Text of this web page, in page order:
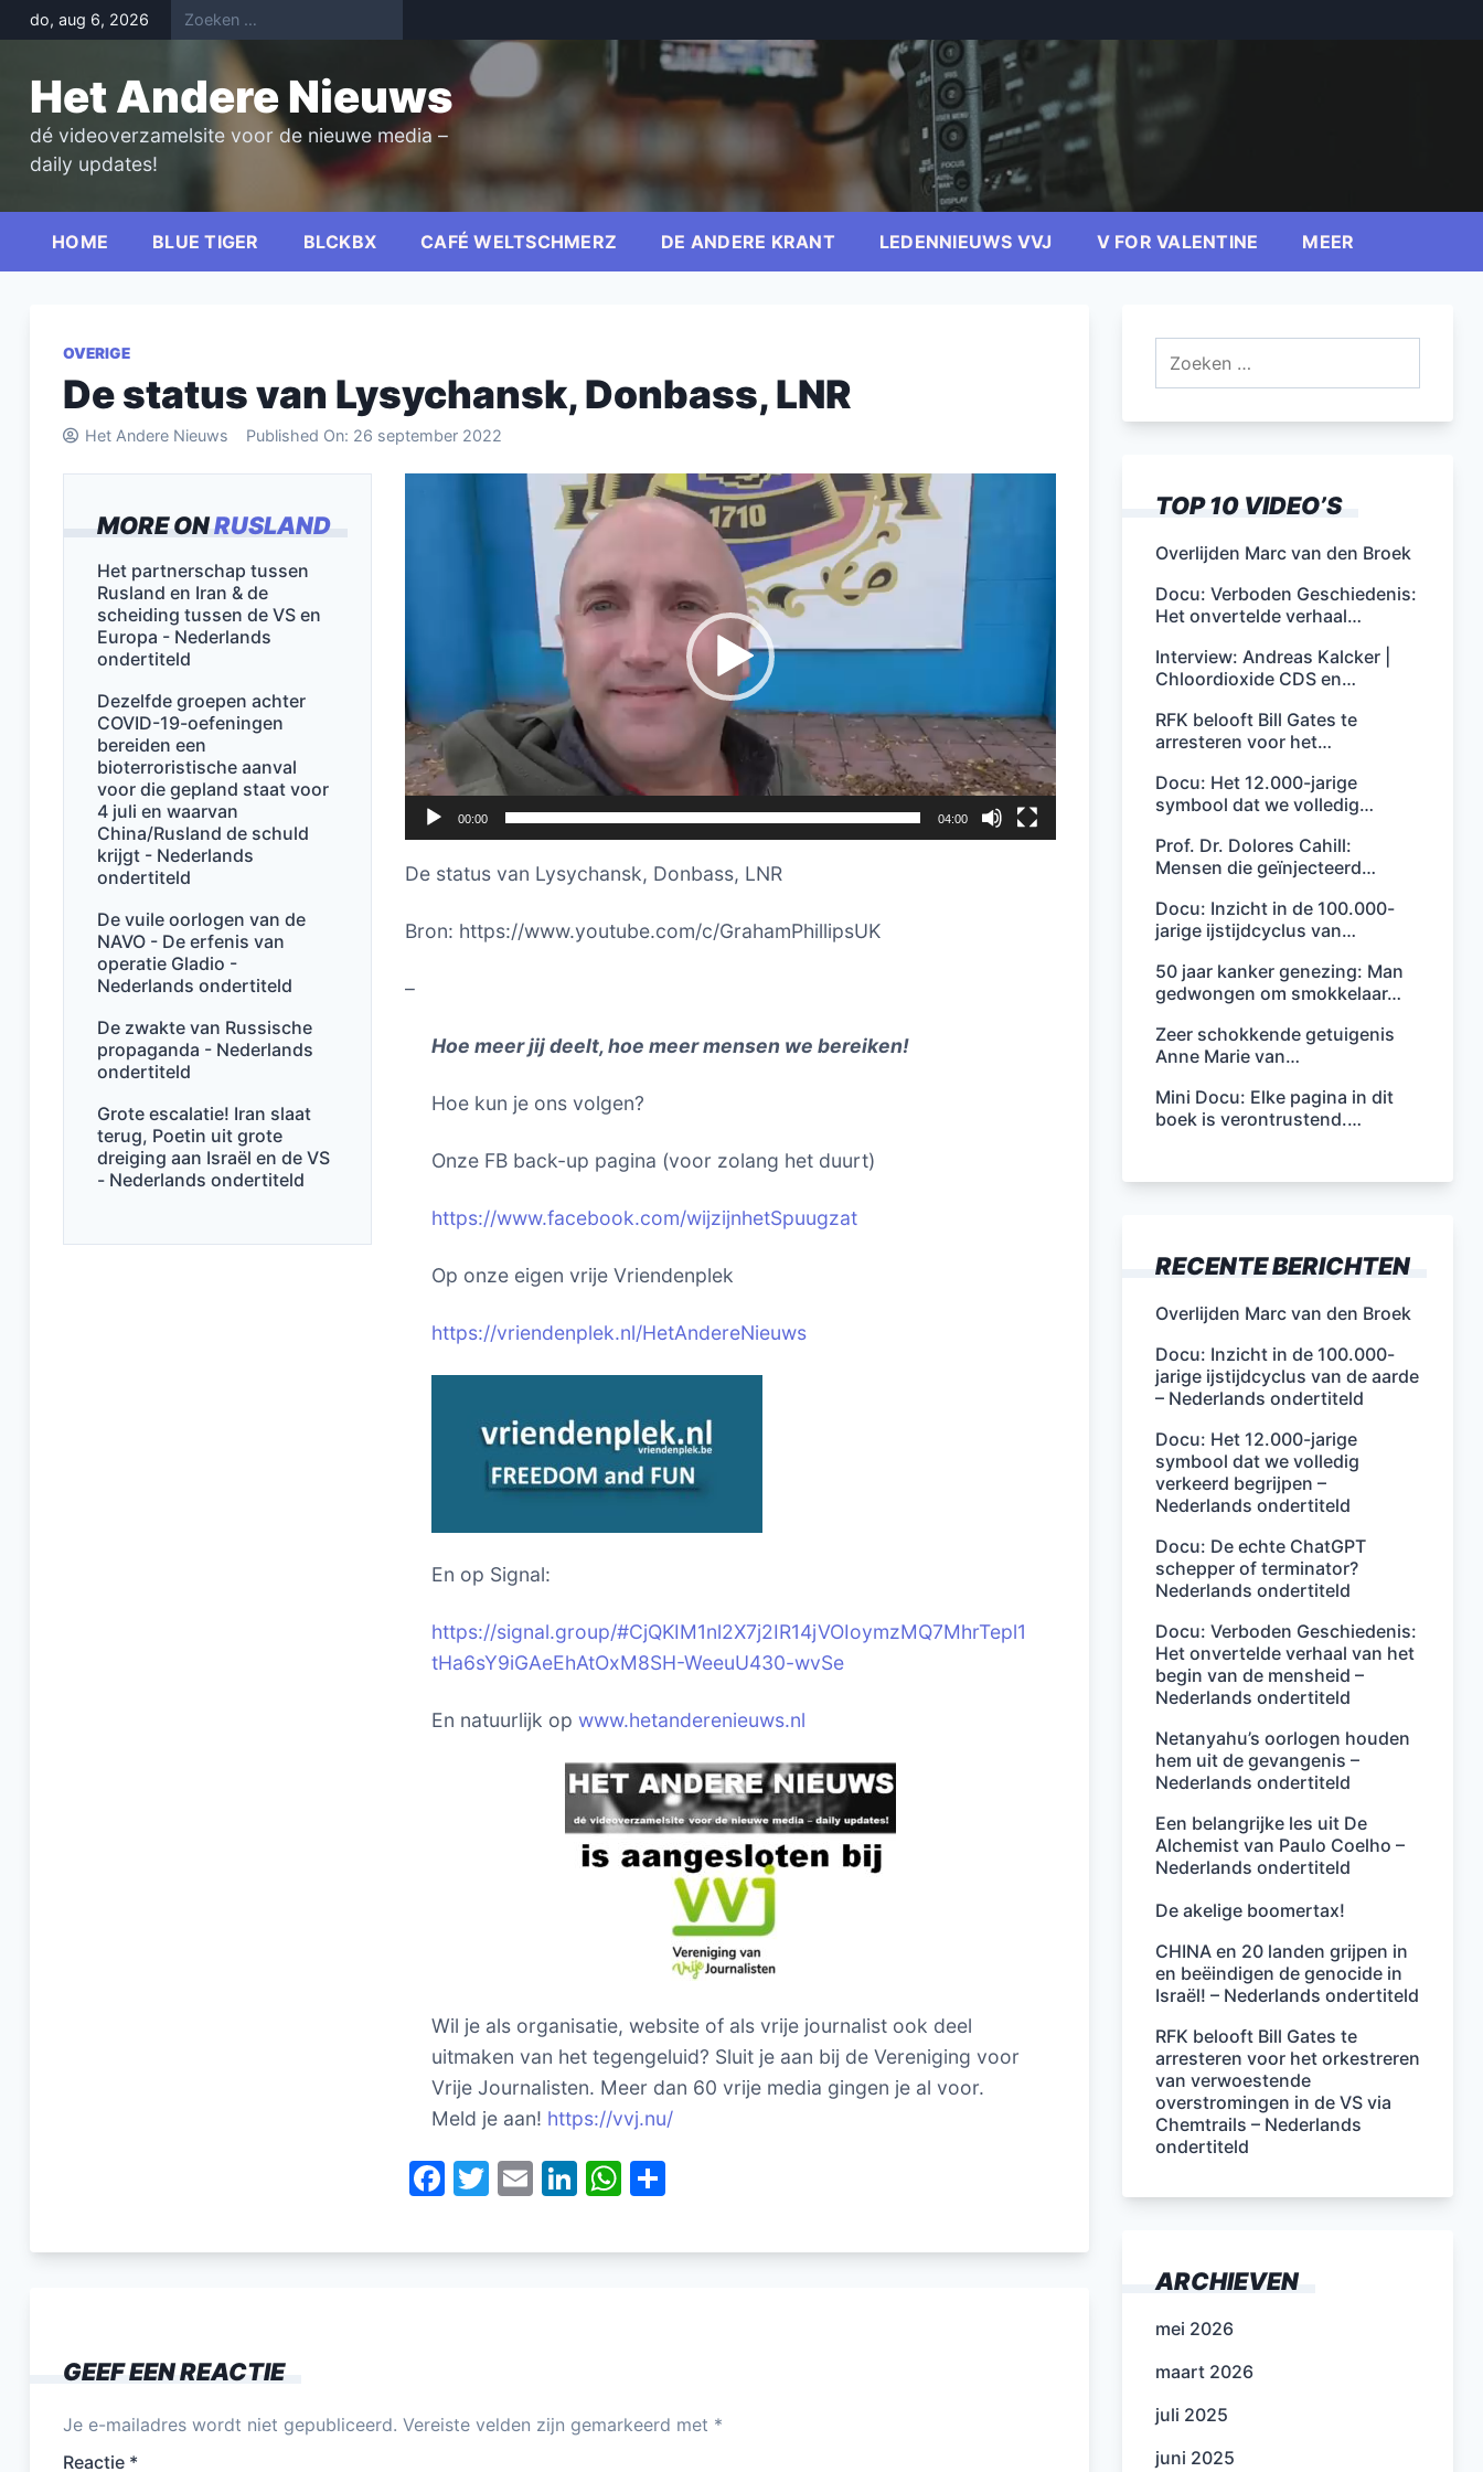
Skip
to
do, aug 6, 2026
Het Andere Nieuws
dé videoverzamelsite voor de nieuwe media –
daily updates!
HOME BLUE TIGER BLCKBX CAFÉ WELTSCHMERZ DE ANDERE KRANT LEDENNIEUWS VVJ V FOR VALENTINE MEER
OVERIGE
De status van Lysychansk, Donbass, LNR
Het Andere Nieuws Published On: 26 september 2022
MORE ONRUSLAND
Het partnerschap tussen
Rusland en Iran & de
scheiding tussen de VS en
Europa - Nederlands
ondertiteld
Dezelfde groepen achter
COVID-19-oefeningen
bereiden een
bioterroristische aanval
voor die gepland staat voor
4 juli en waarvan
China/Rusland de schuld
krijgt - Nederlands
ondertiteld
De vuile oorlogen van de
NAVO - De erfenis van
operatie Gladio -
Nederlands ondertiteld
De zwakte van Russische
propaganda - Nederlands
ondertiteld
Grote escalatie! Iran slaat
terug, Poetin uit grote
dreiging aan Israël en de VS
- Nederlands ondertiteld
00:00 04:00
De status van Lysychansk, Donbass, LNR
Bron: https://www.youtube.com/c/GrahamPhillipsUK
–
Hoe meer jij deelt, hoe meer mensen we bereiken!
Hoe kun je ons volgen?
Onze FB back-up pagina (voor zolang het duurt)
https://www.facebook.com/wijzijnhetSpuugzat
Op onze eigen vrije Vriendenplek
https://vriendenplek.nl/HetAndereNieuws
En op Signal:
https://signal.group/#CjQKIM1nl2X7j2IR14jVOIoymzMQ7MhrTepl1
tHa6sY9iGAeEhAtOxM8SH-WeeuU430-wvSe
En natuurlijk op www.hetanderenieuws.nl
Wil je als organisatie, website of als vrije journalist ook deel
uitmaken van het tegengeluid? Sluit je aan bij de Vereniging voor
Vrije Journalisten. Meer dan 60 vrije media gingen je al voor.
Meld je aan! https://vvj.nu/
F
c
k
T
itt
E
ai
Li
k
W
at e
GEEF EEN REACTIE
Je e-mailadres wordt niet gepubliceerd. Vereiste velden zijn gemarkeerd met *
Reactie *
TOP 10 VIDEO’S
Overlijden Marc van den Broek
Docu: Verboden Geschiedenis:
Het onvertelde verhaal…
Interview: Andreas Kalcker |
Chloordioxide CDS en…
RFK belooft Bill Gates te
arresteren voor het…
Docu: Het 12.000-jarige
symbool dat we volledig…
Prof. Dr. Dolores Cahill:
Mensen die geïnjecteerd…
Docu: Inzicht in de 100.000-
jarige ijstijdcyclus van…
50 jaar kanker genezing: Man
gedwongen om smokkelaar…
Zeer schokkende getuigenis
Anne Marie van…
Mini Docu: Elke pagina in dit
boek is verontrustend.…
RECENTE BERICHTEN
Overlijden Marc van den Broek
Docu: Inzicht in de 100.000-
jarige ijstijdcyclus van de aarde
– Nederlands ondertiteld
Docu: Het 12.000-jarige
symbool dat we volledig
verkeerd begrijpen –
Nederlands ondertiteld
Docu: De echte ChatGPT
schepper of terminator?
Nederlands ondertiteld
Docu: Verboden Geschiedenis:
Het onvertelde verhaal van het
begin van de mensheid –
Nederlands ondertiteld
Netanyahu’s oorlogen houden
hem uit de gevangenis –
Nederlands ondertiteld
Een belangrijke les uit De
Alchemist van Paulo Coelho –
Nederlands ondertiteld
De akelige boomertax!
CHINA en 20 landen grijpen in
en beëindigen de genocide in
Israël! – Nederlands ondertiteld
RFK belooft Bill Gates te
arresteren voor het orkestreren
van verwoestende
overstromingen in de VS via
Chemtrails – Nederlands
ondertiteld
ARCHIEVEN
mei 2026
maart 2026
juli 2025
juni 2025